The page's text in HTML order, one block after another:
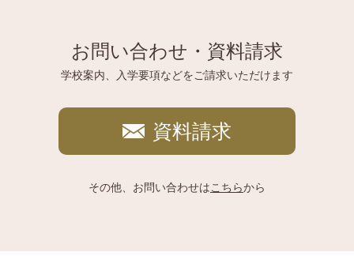
お問い合わせ・資料請求
学校案内、入学要項などをご請求いただけます
資料請求
その他、お問い合わせはこちらから